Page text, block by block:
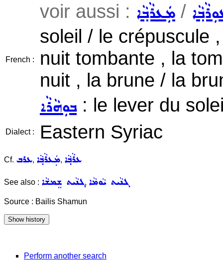
French :
voir aussi : ܡܲܥܪܵܒ݂ܵܐ /
soleil / le crépuscule
nuit tombante , la
nuit , la brune / la
ܒܘܼܗܵܪܵܐ: le lever du
Dialect : Eastern Syriac
Cf. ܥܪܒ, ܡܲܥܪܵܒ݂ܵܐ, ܥܪܵܒ݂ܵܐ
See also : ܓܢܵܝܬ ܫܸܡܫܵܐ, ܓܢܵܝܬ ܝܵܘܡܵܐ
Source : Bailis Shamun
Perform another search